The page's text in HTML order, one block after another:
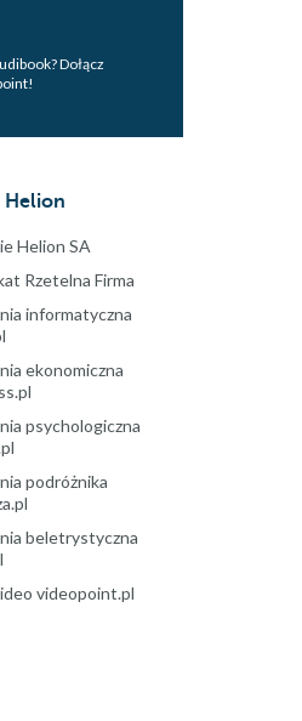
Dołącz
Helion
Helion SA
Rzetelna Firma
informatyczna
ekonomiczna
psychologiczna
podróżnika
beletrystyczna
videopoint.pl